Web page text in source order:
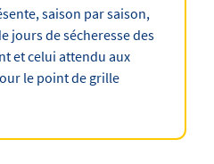
saison par saison,
jours de sécheresse des
et celui attendu aux
le point de grille